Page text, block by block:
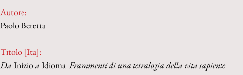
Autore:
Paolo Beretta
Titolo [Ita]:
Da Inizio a Idioma. Frammenti di una tetralogia della vita sapiente